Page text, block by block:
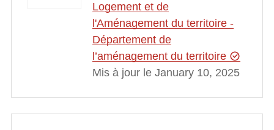
Logement et de
l'Aménagement du territoire -
Département de
l’aménagement du territoire
Mis à jour le January 10, 2025